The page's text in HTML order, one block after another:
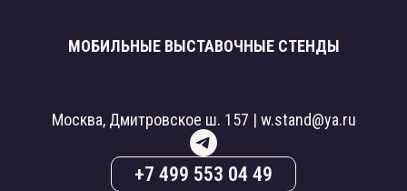
МОБИЛЬНЫЕ ВЫСТАВОЧНЫЕ СТЕНДЫ
Москва, Дмитровское ш. 157 | w.stand@ya.ru
+7 499 553 04 49